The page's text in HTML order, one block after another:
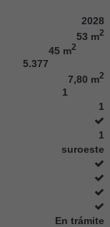
2028
53 m2
45 m2
5.377
7,80 m2
1
1
1
suroeste
En trámite